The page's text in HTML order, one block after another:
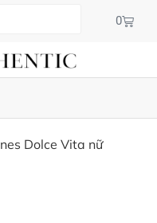
0
Dolce Vita nữ